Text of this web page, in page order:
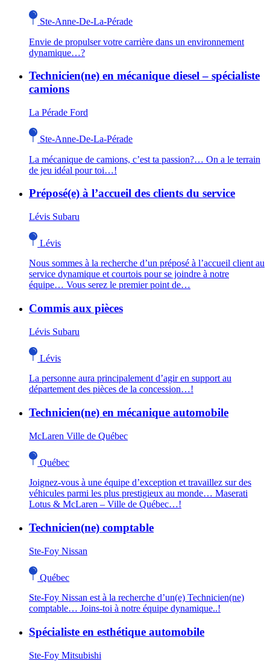
Ste-Anne-De-La-Pérade
Envie de propulser votre carrière dans un environnement
dynamique…?
Technicien(ne) en mécanique diesel – spécialiste
camions
La Pérade Ford
Ste-Anne-De-La-Pérade
La mécanique de camions, c’est ta passion?… On a le terrain
de jeu idéal pour toi…!
Préposé(e) à l’accueil des clients du service
Lévis Subaru
Lévis
Nous sommes à la recherche d’un préposé à l’accueil client au
service dynamique et courtois pour se joindre à notre
équipe… Vous serez le premier point de…
Commis aux pièces
Lévis Subaru
Lévis
La personne aura principalement d’agir en support au
département des pièces de la concession…!
Technicien(ne) en mécanique automobile
McLaren Ville de Québec
Québec
Joignez-vous à une équipe d’exception et travaillez sur des
véhicules parmi les plus prestigieux au monde… Maserati
Lotus & McLaren – Ville de Québec…!
Technicien(ne) comptable
Ste-Foy Nissan
Québec
Ste-Foy Nissan est à la recherche d’un(e) Technicien(ne)
comptable… Joins-toi à notre équipe dynamique..!
Spécialiste en esthétique automobile
Ste-Foy Mitsubishi